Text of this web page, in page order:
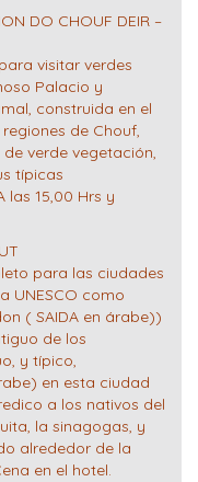
DO CHOUF DEIR –
visitar verdes
Palacio y
construida en el
de Chouf,
verde vegetación,
típicas
las 15,00 Hrs y
para las ciudades
UNESCO como
( SAIDA en árabe))
de los
y típico,
en esta ciudad
a los nativos del
la sinagogas, y
alrededor de la
en el hotel.